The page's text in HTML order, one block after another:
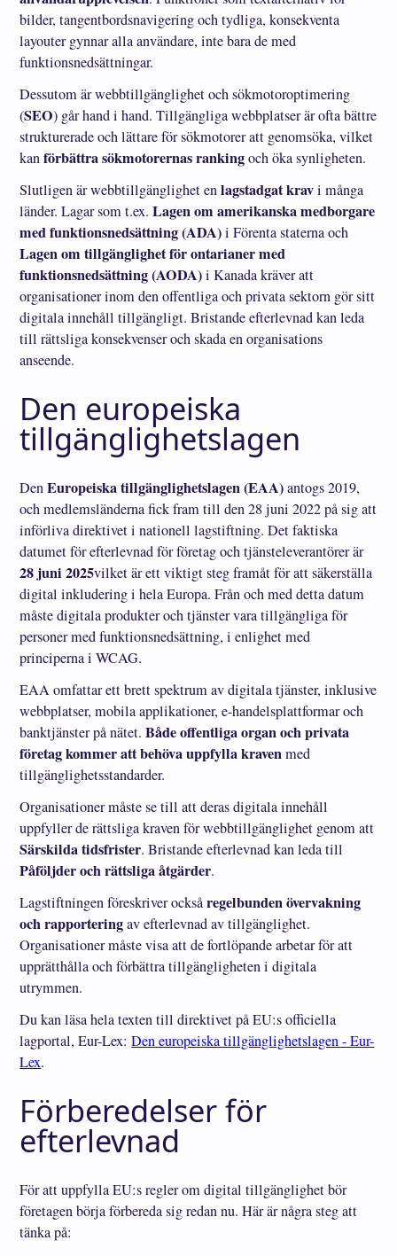
bilder, tangentbordsnavigering och tydliga, konsekventa
layouter gynnar alla användare, inte bara de med
funktionsnedsättningar.
Dessutom är webbtillgänglighet och sökmotoroptimering
(SEO) går hand i hand. Tillgängliga webbplatser är ofta bättre
strukturerade och lättare för sökmotorer att genomsöka, vilket
kanförbättra sökmotorernas rankingoch öka synligheten.
Slutligen är webbtillgänglighet enlagstadgat kravi många
länder. Lagar som t.ex.Lagen om amerikanska medborgare
med funktionsnedsättning (ADA)i Förenta staterna och
Lagen om tillgänglighet för ontarianer med
funktionsnedsättning (AODA)i Kanada kräver att
organisationer inom den offentliga och privata sektorn gör sitt
digitala innehåll tillgängligt. Bristande efterlevnad kan leda
till rättsliga konsekvenser och skada en organisations
anseende.
Den europeiska
tillgänglighetslagen
DenEuropeiska tillgänglighetslagen (EAA)antogs 2019,
och medlemsländerna fick fram till den 28 juni 2022 på sig att
införliva direktivet i nationell lagstiftning. Det faktiska
datumet för efterlevnad för företag och tjänsteleverantörer är
28 juni 2025vilket är ett viktigt steg framåt för att säkerställa
digital inkludering i hela Europa. Från och med detta datum
måste digitala produkter och tjänster vara tillgängliga för
personer med funktionsnedsättning, i enlighet med
principerna i WCAG.
EAA omfattar ett brett spektrum av digitala tjänster, inklusive
webbplatser, mobila applikationer, e-handelsplattformar och
banktjänster på nätet.Både offentliga organ och privata
företag kommer att behöva uppfylla kravenmed
tillgänglighetsstandarder.
Organisationer måste se till att deras digitala innehåll
uppfyller de rättsliga kraven för webbtillgänglighet genom att
Särskilda tidsfrister. Bristande efterlevnad kan leda till
Påföljder och rättsliga åtgärder.
Lagstiftningen föreskriver ocksåregelbunden övervakning
och rapporteringav efterlevnad av tillgänglighet.
Organisationer måste visa att de fortlöpande arbetar för att
upprätthålla och förbättra tillgängligheten i digitala
utrymmen.
Du kan läsa hela texten till direktivet på EU:s officiella
lagportal, Eur-Lex:Den europeiska tillgänglighetslagen - Eur-
Lex.
Förberedelser för
efterlevnad
För att uppfylla EU:s regler om digital tillgänglighet bör
företagen börja förbereda sig redan nu. Här är några steg att
tänka på: